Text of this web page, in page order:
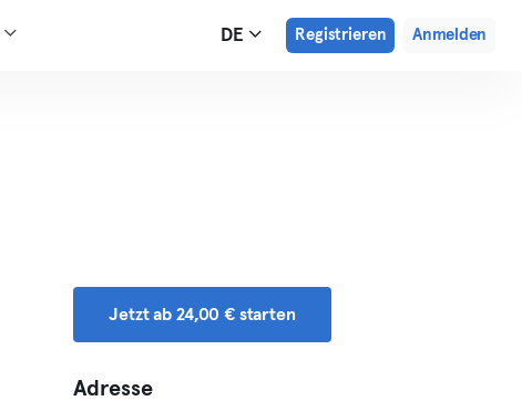
DE Registrieren Anmelden
Jetzt ab 24,00 € starten
Adresse